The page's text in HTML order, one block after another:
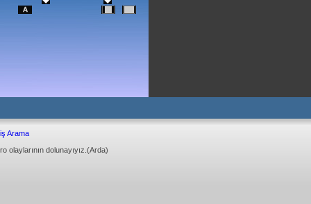
Arama
olaylarının dolunayıyız.(Arda)